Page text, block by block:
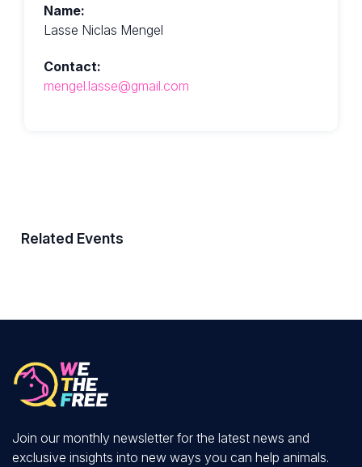
Name:
Lasse Niclas Mengel
Contact:
mengel.lasse@gmail.com
Related Events
Join our monthly newsletter for the latest news and
exclusive insights into new ways you can help animals.